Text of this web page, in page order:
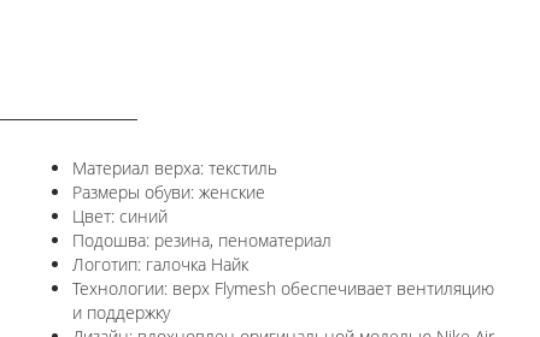
Материал верха: текстиль
Размеры обуви: женские
Цвет: синий
Подошва: резина, пеноматериал
Логотип: галочка Найк
Технологии: верх Flymesh обеспечивает вентиляцию
и поддержку